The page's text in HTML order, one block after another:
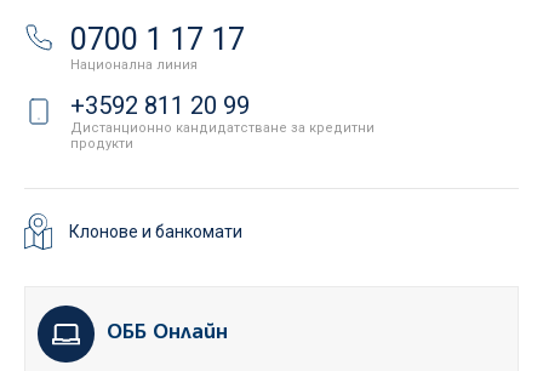
0700 1 17 17
Национална линия
+3592 811 20 99
Дистанционно кандидатстване за кредитни
продукти
Клонове и банкомати
ОББ Онлайн